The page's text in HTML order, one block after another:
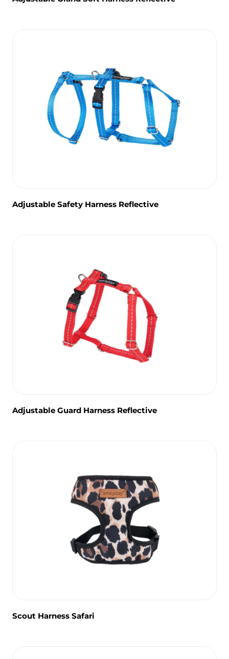
Adjustable Safety Harness Reflective
Adjustable Guard Harness Reflective
Scout Harness Safari